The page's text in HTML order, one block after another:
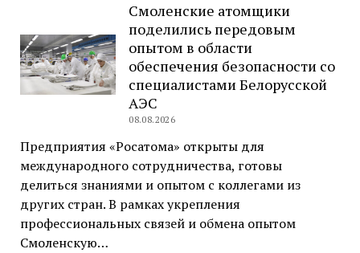
Смоленские атомщики
поделились передовым
опытом в области
обеспечения безопасности со
специалистами Белорусской
АЭС
08.08.2026
Предприятия «Росатома» открыты для
международного сотрудничества, готовы
делиться знаниями и опытом с коллегами из
других стран. В рамках укрепления
профессиональных связей и обмена опытом
Смоленскую…